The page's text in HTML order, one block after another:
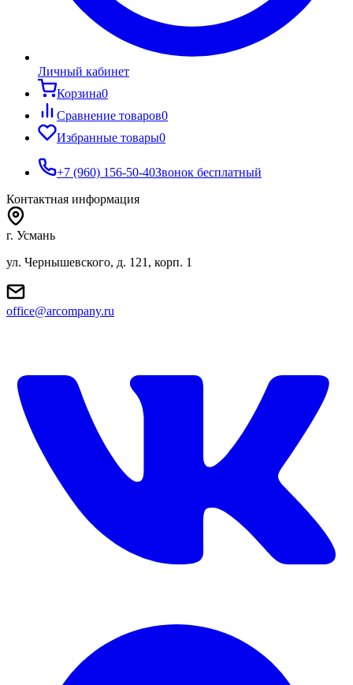
Личный кабинет
Корзина0
Сравнение товаров0
Избранные товары0
+7 (960) 156-50-40Звонок бесплатный
Контактная информация
г. Усмань
ул. Чернышевского, д. 121, корп. 1
office@arcompany.ru